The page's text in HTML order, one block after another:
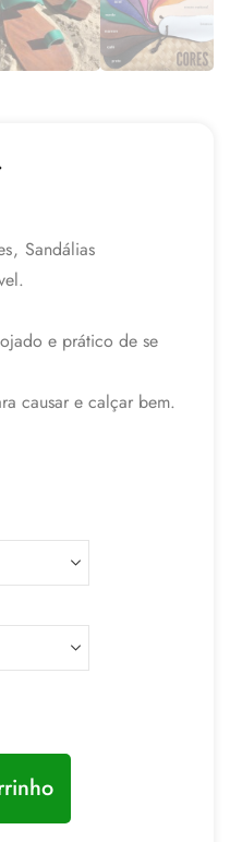
, Sandálias
e prático de se
causar e calçar bem.